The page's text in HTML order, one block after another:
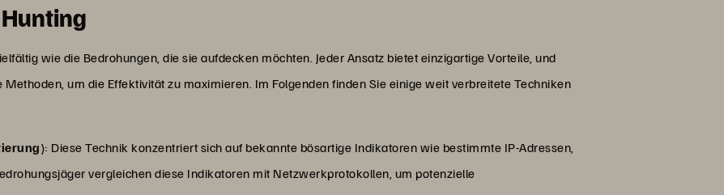
wie die Bedrohungen, die sie aufdecken möchten. Jeder Ansatz bietet einzigartige Vorteile, und
um die Effektivität zu maximieren. Im Folgenden finden Sie einige weit verbreitete Techniken
): Diese Technik konzentriert sich auf bekannte bösartige Indikatoren wie bestimmte IP-Adressen,
vergleichen diese Indikatoren mit Netzwerkprotokollen, um potenzielle